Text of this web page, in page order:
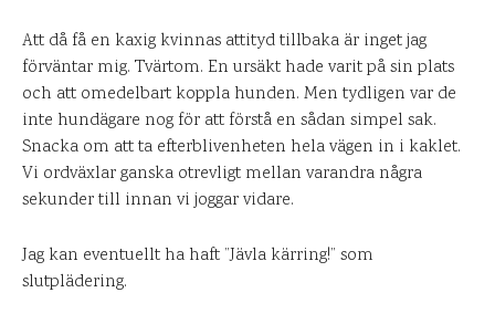
Att då få en kaxig kvinnas attityd tillbaka är inget jag
förväntar mig. Tvärtom. En ursäkt hade varit på sin plats
och att omedelbart koppla hunden. Men tydligen var de
inte hundägare nog för att förstå en sådan simpel sak.
Snacka om att ta efterblivenheten hela vägen in i kaklet.
Vi ordväxlar ganska otrevligt mellan varandra några
sekunder till innan vi joggar vidare.
Jag kan eventuellt ha haft ”Jävla kärring!” som
slutplädering.